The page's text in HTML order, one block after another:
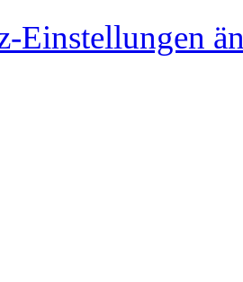
Einstellungen